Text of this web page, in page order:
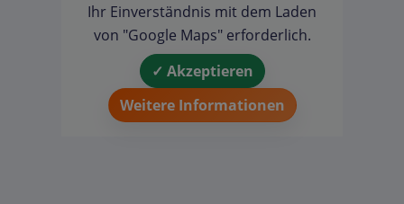
Ihr Einverständnis mit dem Laden
von "Google Maps" erforderlich.
✓ Akzeptieren
Weitere Informationen